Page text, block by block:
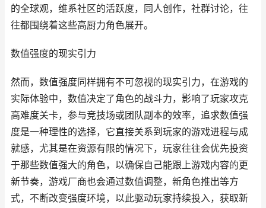
的全球观，维系社区的活跃度，同人创作，社群讨论，往
往都围绕着这些高厨力角色展开。
数值强度的现实引力
然而，数值强度同样拥有不可忽视的现实引力，在游戏的
实际体验中，数值决定了角色的战斗力，影响了玩家攻克
高难度关卡，参与竞技场或团队副本的效率，追求数值强
度是一种理性的选择，它直接关系到玩家的游戏进程与成
就感，尤其是在资源有限的情况下，玩家往往会优先投资
于那些数值强大的角色，以确保自己能跟上游戏内容的更
新节奏，游戏厂商也会通过数值调整，新角色推出等方
式，不断改变强度环境，以此驱动玩家持续投入，获取新